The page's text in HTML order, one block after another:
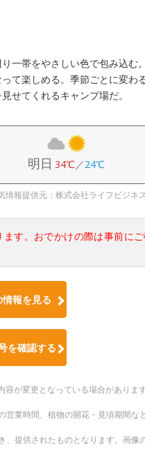
一帯をやさしい色で包み込む
て楽しめる。季節ごとに変わ
せてくれるキャンプ場だ。
明日 34℃／24℃
情報提供元：株式会社ライフビジネ
す。おでかけの際は事前に
報を見る
を確認する
が変更となっている場合がありま
業時間、植物の開花・見頃期間な
提供されたものとなります。画像